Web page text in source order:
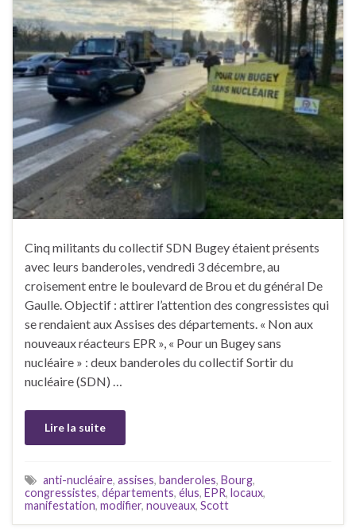
Cinq militants du collectif SDN Bugey étaient présents
avec leurs banderoles, vendredi 3 décembre, au
croisement entre le boulevard de Brou et du général De
Gaulle. Objectif : attirer l’attention des congressistes qui
se rendaient aux Assises des départements. « Non aux
nouveaux réacteurs EPR », « Pour un Bugey sans
nucléaire » : deux banderoles du collectif Sortir du
nucléaire (SDN) …
Lire la suite
anti-nucléaire, assises, banderoles, Bourg,
congressistes, départements, élus, EPR, locaux,
manifestation, modifier, nouveaux, Scott